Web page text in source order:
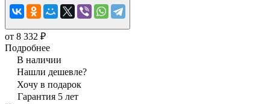
от 8 332 ₽
Подробнее
В наличии
Нашли дешевле?
Хочу в подарок
Гарантия 5 лет